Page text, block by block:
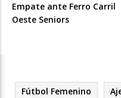
Empate ante Ferro Carril
Oeste Seniors
Fútbol Femenino